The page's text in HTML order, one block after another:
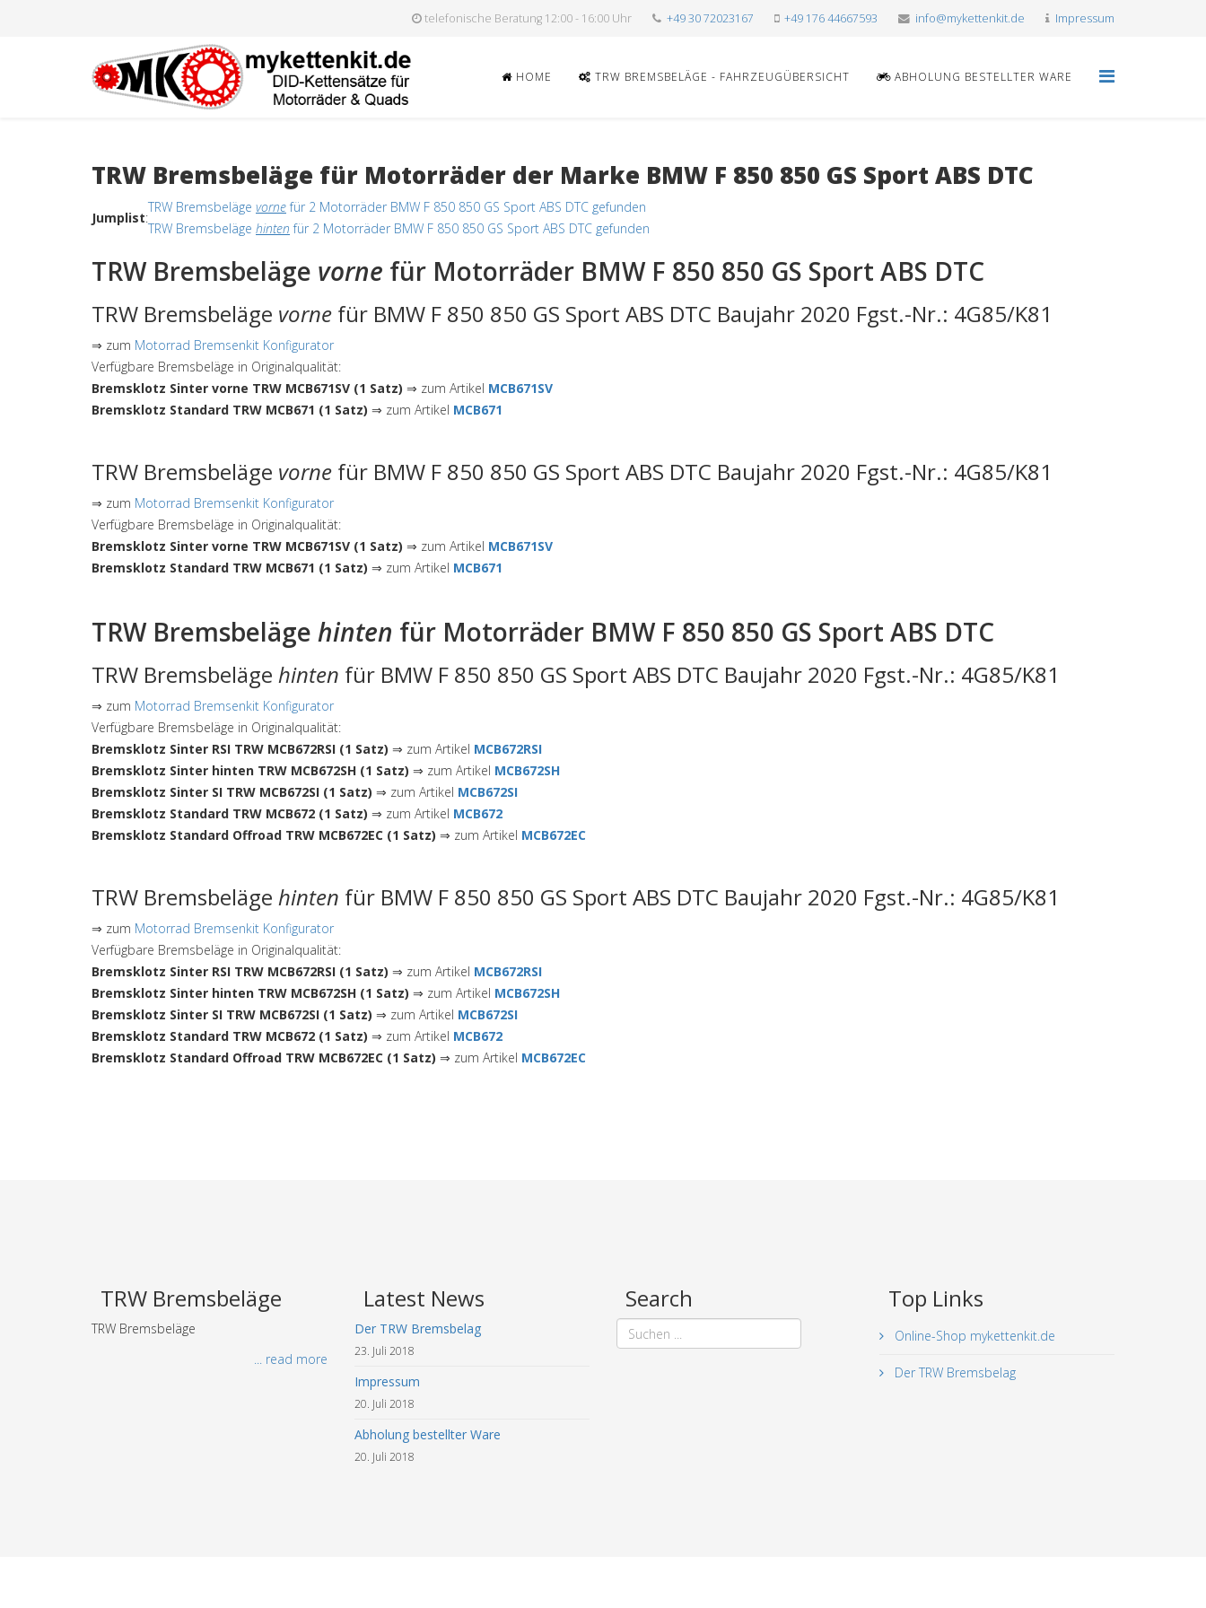
telefonische Beratung 12:00 - 16:00 Uhr +49 30 72023167 +49 176 44667593 info@mykettenkit.de Impressum
HOME TRW BREMSBELÄGE - FAHRZEUGÜBERSICHT ABHOLUNG BESTELLTER WARE
TRW Bremsbeläge für Motorräder der Marke BMW F 850 850 GS Sport ABS DTC
Jumplist:
TRW Bremsbeläge vornefür 2 Motorräder BMW F 850 850 GS Sport ABS DTC gefunden
TRW Bremsbeläge hinten für 2 Motorräder BMW F 850 850 GS Sport ABS DTC gefunden
TRW Bremsbeläge vorne für Motorräder BMW F 850 850 GS Sport ABS DTC
TRW Bremsbeläge vorne für BMW F 850 850 GS Sport ABS DTC Baujahr 2020 Fgst.-Nr.: 4G85/K81
⇒ zum Motorrad Bremsenkit Konfigurator
Verfügbare Bremsbeläge in Originalqualität:
Bremsklotz Sinter vorne TRW MCB671SV (1 Satz) ⇒ zum Artikel MCB671SV
Bremsklotz Standard TRW MCB671 (1 Satz) ⇒ zum Artikel MCB671
TRW Bremsbeläge vorne für BMW F 850 850 GS Sport ABS DTC Baujahr 2020 Fgst.-Nr.: 4G85/K81
⇒ zum Motorrad Bremsenkit Konfigurator
Verfügbare Bremsbeläge in Originalqualität:
Bremsklotz Sinter vorne TRW MCB671SV (1 Satz) ⇒ zum Artikel MCB671SV
Bremsklotz Standard TRW MCB671 (1 Satz) ⇒ zum Artikel MCB671
TRW Bremsbeläge hinten für Motorräder BMW F 850 850 GS Sport ABS DTC
TRW Bremsbeläge hinten für BMW F 850 850 GS Sport ABS DTC Baujahr 2020 Fgst.-Nr.: 4G85/K81
⇒ zum Motorrad Bremsenkit Konfigurator
Verfügbare Bremsbeläge in Originalqualität:
Bremsklotz Sinter RSI TRW MCB672RSI (1 Satz) ⇒ zum Artikel MCB672RSI
Bremsklotz Sinter hinten TRW MCB672SH (1 Satz) ⇒ zum Artikel MCB672SH
Bremsklotz Sinter SI TRW MCB672SI (1 Satz) ⇒ zum Artikel MCB672SI
Bremsklotz Standard TRW MCB672 (1 Satz) ⇒ zum Artikel MCB672
Bremsklotz Standard Offroad TRW MCB672EC (1 Satz) ⇒ zum Artikel MCB672EC
TRW Bremsbeläge hinten für BMW F 850 850 GS Sport ABS DTC Baujahr 2020 Fgst.-Nr.: 4G85/K81
⇒ zum Motorrad Bremsenkit Konfigurator
Verfügbare Bremsbeläge in Originalqualität:
Bremsklotz Sinter RSI TRW MCB672RSI (1 Satz) ⇒ zum Artikel MCB672RSI
Bremsklotz Sinter hinten TRW MCB672SH (1 Satz) ⇒ zum Artikel MCB672SH
Bremsklotz Sinter SI TRW MCB672SI (1 Satz) ⇒ zum Artikel MCB672SI
Bremsklotz Standard TRW MCB672 (1 Satz) ⇒ zum Artikel MCB672
Bremsklotz Standard Offroad TRW MCB672EC (1 Satz) ⇒ zum Artikel MCB672EC
TRW Bremsbeläge
TRW Bremsbeläge
... read more
Latest News
Der TRW Bremsbelag
23. Juli 2018
Impressum
20. Juli 2018
Abholung bestellter Ware
20. Juli 2018
Search Top Links
Online-Shop mykettenkit.de
Der TRW Bremsbelag